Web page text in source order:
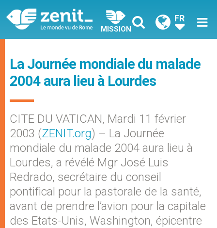
MISSION
FR
La Journée mondiale du malade
2004 aura lieu à Lourdes
CITE DU VATICAN, Mardi 11 février
2003 (ZENIT.org) – La Journée
mondiale du malade 2004 aura lieu à
Lourdes, a révélé Mgr José Luis
Redrado, secrétaire du conseil
pontifical pour la pastorale de la santé,
avant de prendre l’avion pour la capitale
des Etats-Unis, Washington, épicentre